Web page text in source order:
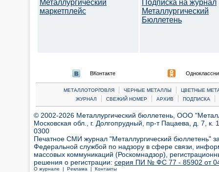
Металлургический
маркетплейс
Подписка на журнал
Металлургический
Бюллетень
ВКонтакте
МЕТАЛЛОТОРГОВЛЯ | ЧЕРНЫЕ МЕТАЛЛЫ |
ЦВЕТНЫЕ
ЖУРНАЛ
| СВЕЖИЙ НОМЕР | АРХИВ | ПОДПИСКА |
© 2002-2026 Металлургический бюллетень, ООО
Московская обл., г. Долгопрудный, пр-т Пацаева, д. 7,
0300
Печатное СМИ журнал "Металлургический бюллетень"
Федеральной службой по надзору в сфере связи,
массовых коммуникаций (Роскомнадзор),
решения о регистрации: серия ПИ № ФС 77 - 85902 от 04
О журнале | Реклама | Контакты